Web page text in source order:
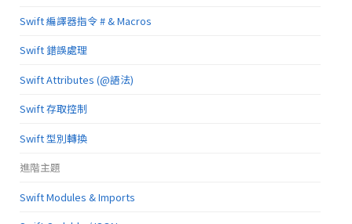
Swift 編譯器指令 # & Macros
Swift 錯誤處理
Swift Attributes (@語法)
Swift 存取控制
Swift 型別轉換
進階主題
Swift Modules & Imports